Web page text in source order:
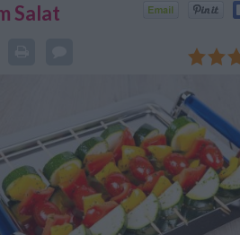
Salat
vegetarisches Rezept: Gemüsespieße mit
Salat und leckerem Fetakäse.